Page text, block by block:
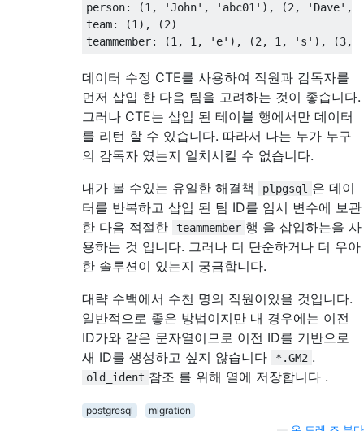
person: (1 , 'John' , 'abc01' ), (2 , 'Dave' ,
team: (1 ), (2)
teammember: (1 , 1 , 'e' ), (2 , 1 , 's' ), (3,
데이터 수정 CTE를 사용하여 직원과 감독자를
먼저 삽입 한 다음 팀을 고려하는 것이 좋습니다.
그러나 CTE는 삽입 된 테이블 행에서만 데이터
를 리턴 할 수 있습니다. 따라서 나는 누가 누구
의 감독자 였는지 일치시킬 수 없습니다.
내가 볼 수있는 유일한 해결책
plpgsql 은 데이
터를 반복하고 삽입 된 팀 ID를 임시 변수에 보관
한 다음 적절한
teammember 행 을 삽입하는을 사
용하는 것 입니다. 그러나 더 단순하거나 더 우아
한 솔루션이 있는지 궁금합니다.
대략 수백에서 수천 명의 직원이있을 것입니다.
일반적으로 좋은 방법이지만 내 경우에는 이전
ID가와 같은 문자열이므로 이전 ID를 기반으로
새 ID를 생성하고 싶지 않습니다
*.GM2 .
old_ident 참조 를 위해 열에 저장합니다 .
postgresql
migration